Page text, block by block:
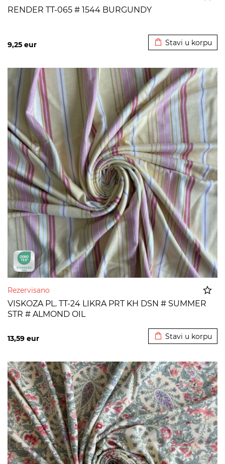
RENDER TT-065 # 1544 BURGUNDY
9,25 eur Stavi u korpu
Rezervisano
VISKOZA PL. TT-24 LIKRA PRT KH DSN # SUMMER
STR # ALMOND OIL
13,59 eur Stavi u korpu